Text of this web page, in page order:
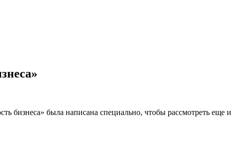
бизнеса» была написана специально, чтобы рассмотреть еще и